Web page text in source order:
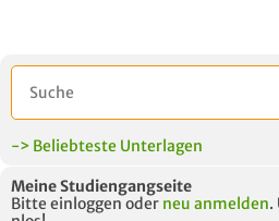
-> Beliebteste Unterlagen
Meine Studiengangseite
Bitte einloggen oder neu anmelden.